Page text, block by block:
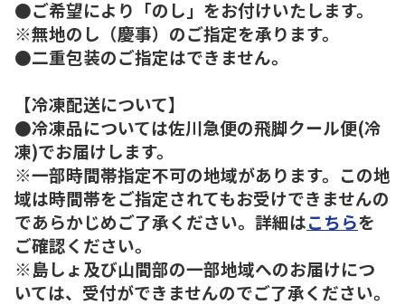
●ご希望により「のし」をお付けいたします。
※無地のし（慶事）のご指定を承ります。
●二重包装のご指定はできません。
【冷凍配送について】
●冷凍品については佐川急便の飛脚クール便(冷
凍)でお届けします。
※一部時間帯指定不可の地域があります。この地
域は時間帯をご指定されてもお受けできませんの
であらかじめご了承ください。詳細はこちらを
ご確認ください。
※島しょ及び山間部の一部地域へのお届けにつ
いては、受付ができませんのでご了承ください。